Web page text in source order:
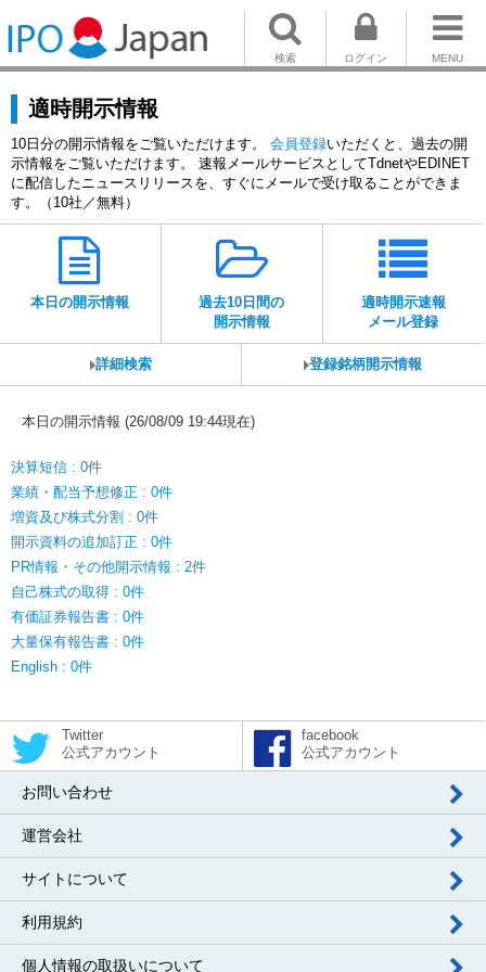
MENU
ログイン
検索
適時開示情報
10日分の開示情報をご覧いただけます。 会員登録いただくと、過去の開
示情報をご覧いただけます。 速報メールサービスとしてTdnetやEDINET
に配信したニュースリリースを、すぐにメールで受け取ることができま
す。（10社／無料）
本日の開示情報
過去10日間の
開示情報
適時開示速報
メール登録
詳細検索 登録銘柄開示情報
本日の開示情報 (26/08/09 19:44現在)
決算短信 : 0件
業績・配当予想修正 : 0件
増資及び株式分割 : 0件
開示資料の追加訂正 : 0件
PR情報・その他開示情報 : 2件
自己株式の取得 : 0件
有価証券報告書 : 0件
大量保有報告書 : 0件
English : 0件
Twitter
公式アカウント
facebook
公式アカウント
お問い合わせ
運営会社
サイトについて
利用規約
個人情報の取扱いについて